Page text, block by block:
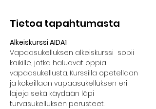
Tietoa tapahtumasta
Alkeiskurssi AIDA1
Vapaasukelluksen alkeiskurssi  sopii
kaikille, jotka haluavat oppia
vapaasukellusta. Kurssilla opetellaan
ja kokeillaan vapaasukelluksen eri
lajeja sekä käydään läpi
turvasukelluksen perusteet.